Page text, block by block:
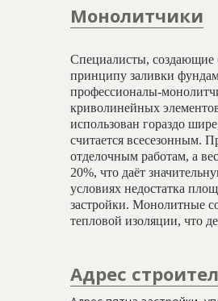
Монолитчики
Специалисты, создающие
принципу заливки
профессионалы-
криволинейных
использован гораздо
считается всесезонным.
отделочным работам, а
20%, что даёт
условиях недостатка
застройки. Монолитные
тепловой изоляции, что
Адрес